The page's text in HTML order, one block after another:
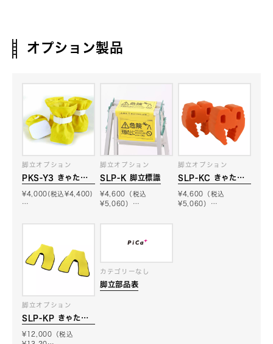
オプション製品
PKS-Y3 きゃたシ
脚立オプション
¥4,000(税込¥4,400)
…
SLP-K 脚立標識
脚立オプション
¥4,600（税込
¥5,060）…
SLP-KC きゃたク
脚立オプション
¥4,600（税込
¥5,060）…
SLP-KP きゃたパ
材）
脚立オプション
¥12,000（税込
脚立部品表
カテゴリーなし